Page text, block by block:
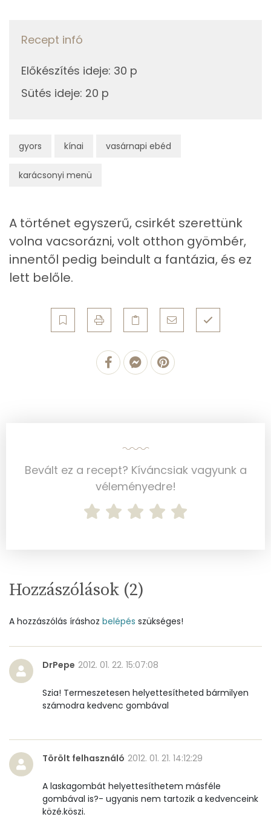
gyors kínai vasárnapi ebéd
karácsonyi menü
bors
Összesen
Likopin
B6 vitamin:
Összesen
Zsír
Telített zsírsav
1 g
Egyszeresen telítetlen zsírsav:
3 g
Többszörösen telítetlen zsírsav
Koleszterin
110 mg
Ásványi anyagok
Kálcium
28 mg
Magnézium
Szénhidrát
Összesen
12.5 g
Élelmi rost
Víz
Összesen
Recept infó
Előkészítés ideje: 30 p
Sütés ideje: 20 p
A történet egyszerű, csirkét szerettünk
volna vacsorázni, volt otthon gyömbér,
innentől pedig beindult a fantázia, és ez
lett belőle.
Bevált ez a recept? Kíváncsiak vagyunk a
véleményedre!
Hozzászólások (2)
A hozzászólás íráshoz belépés szükséges!
DrPepe 2012. 01. 22. 15:07:08
Szia! Termeszetesen helyettesítheted bármilyen
számodra kedvenc gombával
Törölt felhasználó 2012. 01. 21. 14:12:29
A laskagombát helyettesíthetem másféle
gombával is?- ugyanis nem tartozik a kedvenceink
közé.köszi.